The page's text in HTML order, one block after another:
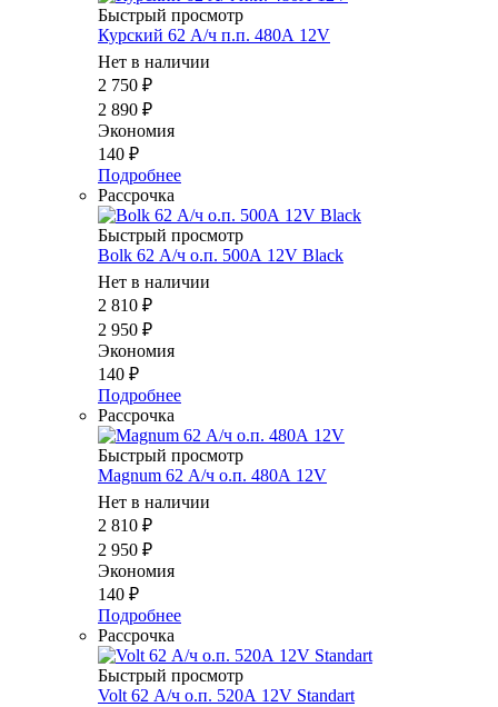
Быстрый просмотр
Курский 62 А/ч п.п. 480А 12V
Нет в наличии
2 750 ₽
2 890 ₽
Экономия
140 ₽
Подробнее
Рассрочка
Быстрый просмотр
Bolk 62 А/ч о.п. 500А 12V Black
Нет в наличии
2 810 ₽
2 950 ₽
Экономия
140 ₽
Подробнее
Рассрочка
Быстрый просмотр
Magnum 62 А/ч о.п. 480А 12V
Нет в наличии
2 810 ₽
2 950 ₽
Экономия
140 ₽
Подробнее
Рассрочка
Быстрый просмотр
Volt 62 А/ч о.п. 520А 12V Standart